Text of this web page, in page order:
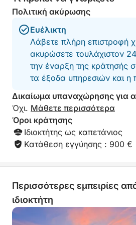
ατμόσφαιρα.
Τα καύσιμα περιλαμβάνονται
επομένως δεν θα έχετε
Για περισσότερες
προγραμματίσετε την εκδρομή
επιθυμίες σας, μη διστάσετε
μαζί μου μέσω μηνυμάτων
πολύ να σας συμβουλεύσω και
πιο όμορφα σημεία της περιοχής.
Τα λέμε σύντομα στο πλοίο! ⚓
Πολιτική ακύρωσης
Ευέλικτη
Λάβετε πλήρη επιστροφή
ακυρώσετε τουλάχιστον
την έναρξη της κράτησής
τα έξοδα υπηρεσιών και η
Δικαίωμα υπαναχώρησης για
Όχι. Μάθετε περισσότερα
Όροι κράτησης
Ιδιοκτήτης ως καπετάνιος
Κατάθεση εγγύησης : 900 €
Περισσότερες εμπειρίες
ιδιοκτήτη